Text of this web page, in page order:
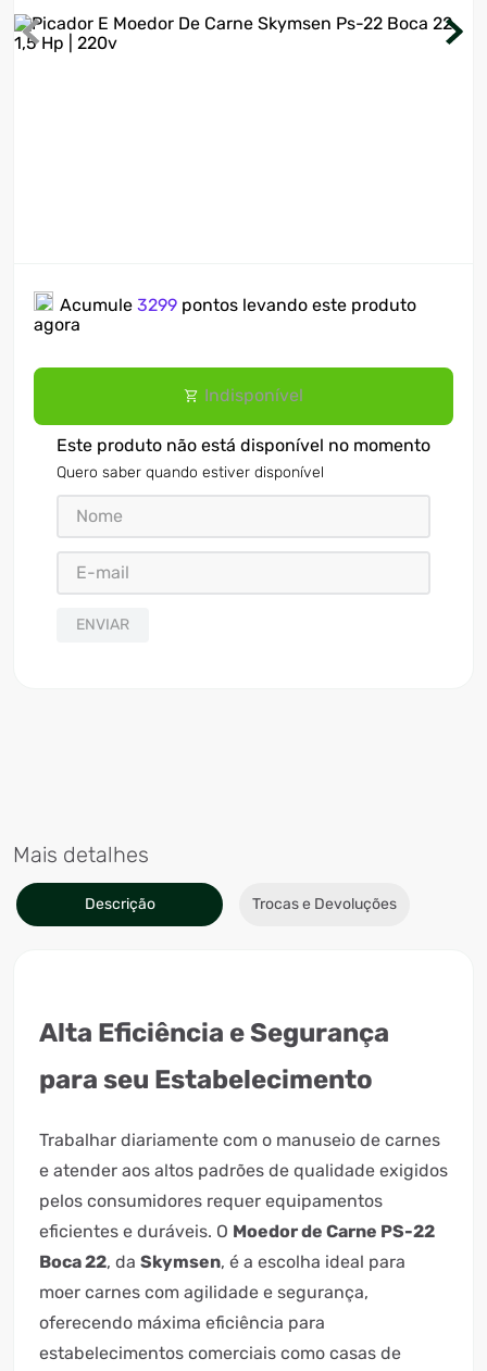
Acumule 3299 pontos levando este produto
agora
Indisponível
Este produto não está disponível no momento
Quero saber quando estiver disponível
ENVIAR
Mais detalhes
Descrição Trocas e Devoluções
Alta Eficiência e Segurança
para seu Estabelecimento
Trabalhar diariamente com o manuseio de carnes
e atender aos altos padrões de qualidade exigidos
pelos consumidores requer equipamentos
eficientes e duráveis. O Moedor de Carne PS-22
Boca 22, da Skymsen, é a escolha ideal para
moer carnes com agilidade e segurança,
oferecendo máxima eficiência para
estabelecimentos comerciais como casas de